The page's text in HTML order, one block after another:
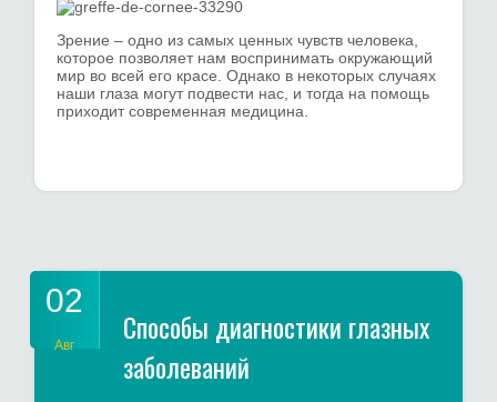
Зрение – одно из самых ценных чувств человека,
которое позволяет нам воспринимать окружающий
мир во всей его красе. Однако в некоторых случаях
наши глаза могут подвести нас, и тогда на помощь
приходит современная медицина.
02
Авг
Способы диагностики глазных
заболеваний